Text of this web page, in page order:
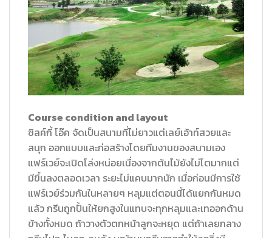
Course condition and layout
ซิลค์กี้ โอ๊ค จัดเป็นสนามที่ไม่ยาวแต่เลย์เอ้าท์สวยและ
สนุก ออกแบบและก่อสร้างโดยทีมงานของสนามเอง
แฟร์เวย์จะเปิดโล่งหน่อยเนื่องจากต้นไม้ยังไม่โตมากแต่
มีขึ้นลงตลอดเวลา ระยะไม่แคบมากนัก เมื่อก่อนมีการใช้
แฟร์เวย์ร่วมกันในหลายๆ หลุมแต่ตอนนี้ได้แยกกันหมด
แล้ว กรีนถูกปั้นให้ยกสูงในแทบจะทุกหลุมและเทออกด้าน
ข้างทั้งหมด ถ้าวางตัวตกหน้าลูกจะหยุด แต่ถ้าเลยกลาง